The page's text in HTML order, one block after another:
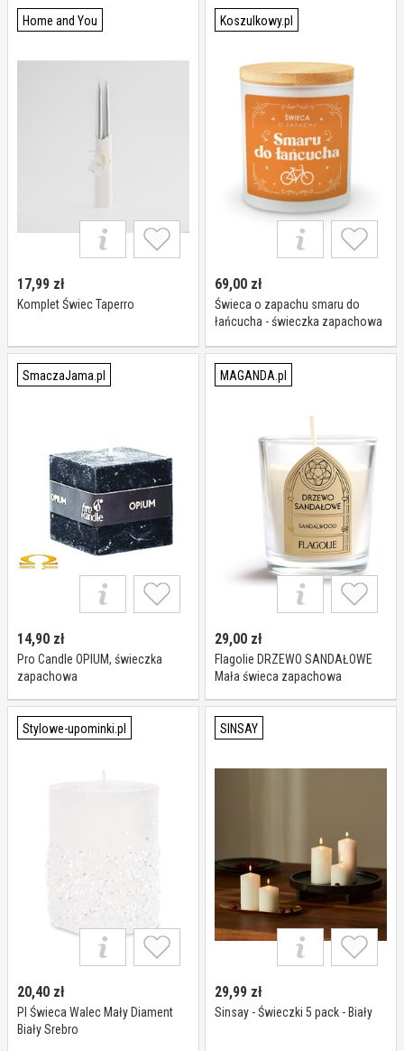
Home and You
17,99 zł
Komplet Świec Taperro
Koszulkowy.pl
69,00 zł
Świeca o zapachu smaru do
łańcucha - świeczka zapachowa
SmaczaJama.pl
14,90 zł
Pro Candle OPIUM, świeczka
zapachowa
MAGANDA.pl
29,00 zł
Flagolie DRZEWO SANDAŁOWE
Mała świeca zapachowa
Stylowe-upominki.pl
20,40 zł
Pl Świeca Walec Mały Diament
Biały Srebro
SINSAY
29,99 zł
Sinsay - Świeczki 5 pack - Biały